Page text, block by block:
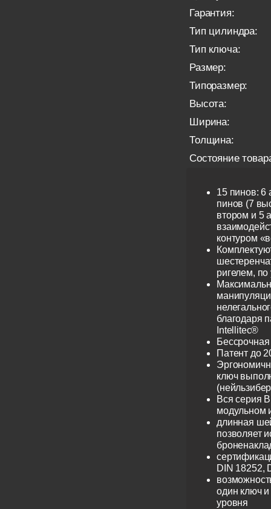
Гарантия:
Тип цилиндра:
Тип ключа:
Размер:
Типоразмер:
Высота:
Ширина:
Толщина:
Состояние
15 пинов: 6
пинов (7
втором и 5
контуром
ригелем,
благодаря
Intellitec®
Патент до
ключ
Вся серия
модульном
длинная
позволяет
DIN 18252,
один ключ и
уровня